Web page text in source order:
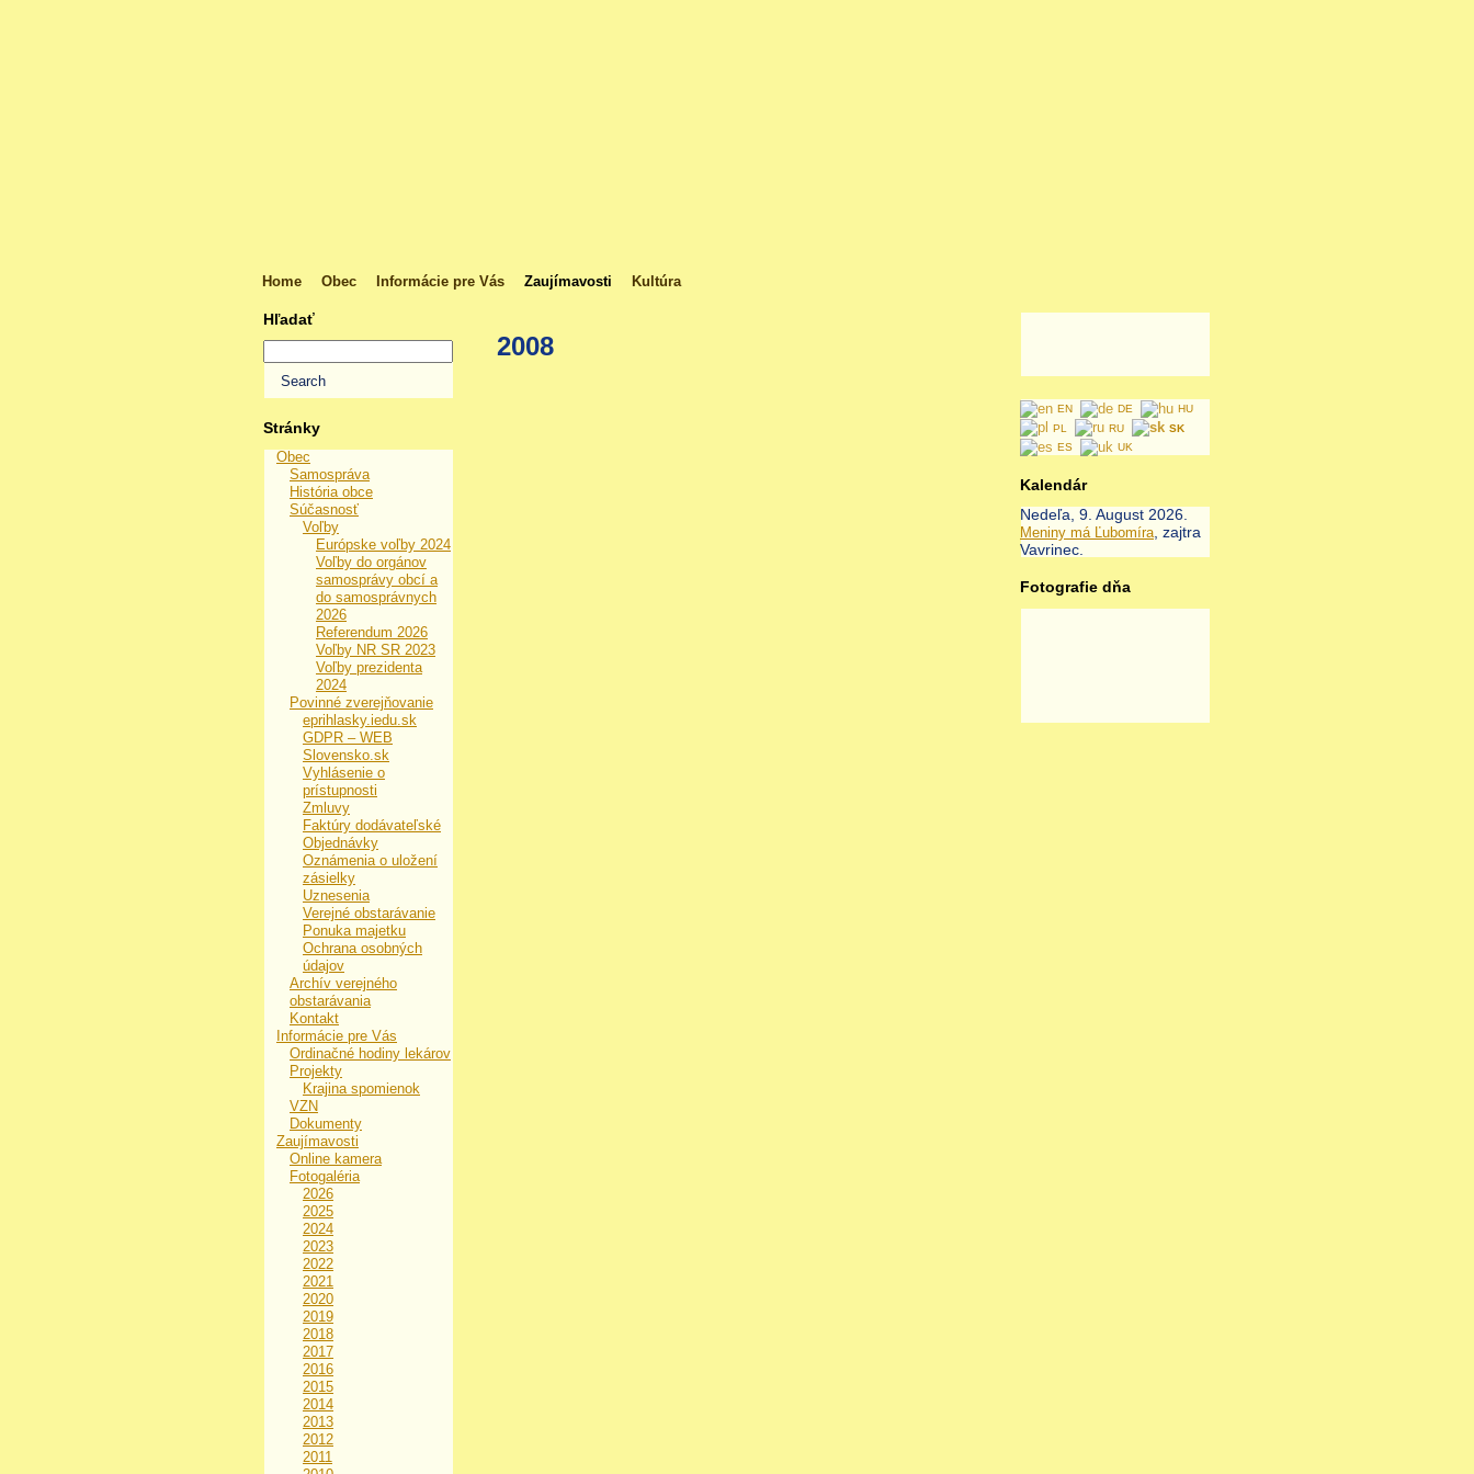
Home Obec Informácie pre Vás Zaujímavosti Kultúra
Hľadať
Stránky
Obec
Samospráva
História obce
Súčasnosť
Voľby
Európske voľby 2024
Voľby do orgánov
samosprávy obcí a
do samosprávnych
2026
Referendum 2026
Voľby NR SR 2023
Voľby prezidenta
2024
Povinné zverejňovanie
eprihlasky.iedu.sk
GDPR – WEB
Slovensko.sk
Vyhlásenie o
prístupnosti
Zmluvy
Faktúry dodávateľské
Objednávky
Oznámenia o uložení
zásielky
Uznesenia
Verejné obstarávanie
Ponuka majetku
Ochrana osobných
údajov
Archív verejného
obstarávania
Kontakt
Informácie pre Vás
Ordinačné hodiny lekárov
Projekty
Krajina spomienok
VZN
Dokumenty
Zaujímavosti
Online kamera
Fotogaléria
2026
2025
2024
2023
2022
2021
2020
2019
2018
2017
2016
2015
2014
2013
2012
2011
2008
EN DE
HU
PL
RU
SK
ES
UK
Kalendár
Nedeľa , 9. August 2026.
Meniny má Ľubomíra , zajtra
Vavrinec
Fotografie dňa